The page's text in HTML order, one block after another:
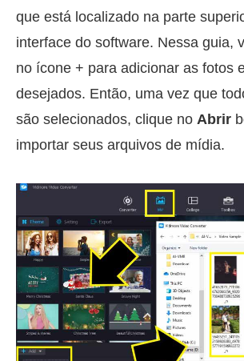
que está localizado na parte
interface do software. Nessa guia,
no ícone + para adicionar as fotos
desejados. Então, uma vez que
são selecionados, clique no Abrir
importar seus arquivos de mídia.